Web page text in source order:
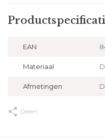
EAN
Materiaal
Afmetingen
Delen